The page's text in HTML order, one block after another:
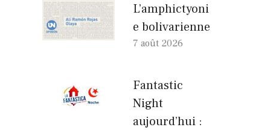
L’amphictyoni
e bolivarienne
7 août 2026
Fantastic
Night
aujourd’hui :